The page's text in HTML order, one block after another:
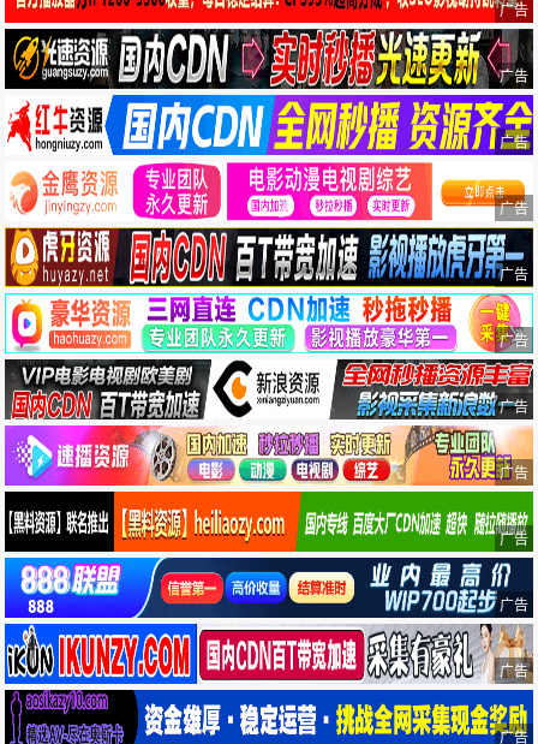
广告
广告
广告
广告
广告
广告
广告
广告
广告
广告
广告
广告